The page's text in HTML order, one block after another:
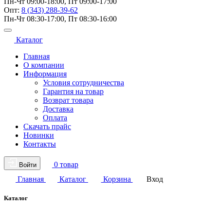
Опт: 8 (343) 288-39-62
Пн-Чт 08:30-17:00, Пт 08:30-16:00
Каталог
Главная
О компании
Информация
Условия сотрудничества
Гарантия на товар
Возврат товара
Доставка
Оплата
Скачать прайс
Новинки
Контакты
Войти
0 товар
Главная
Каталог Корзина Вход
Каталог